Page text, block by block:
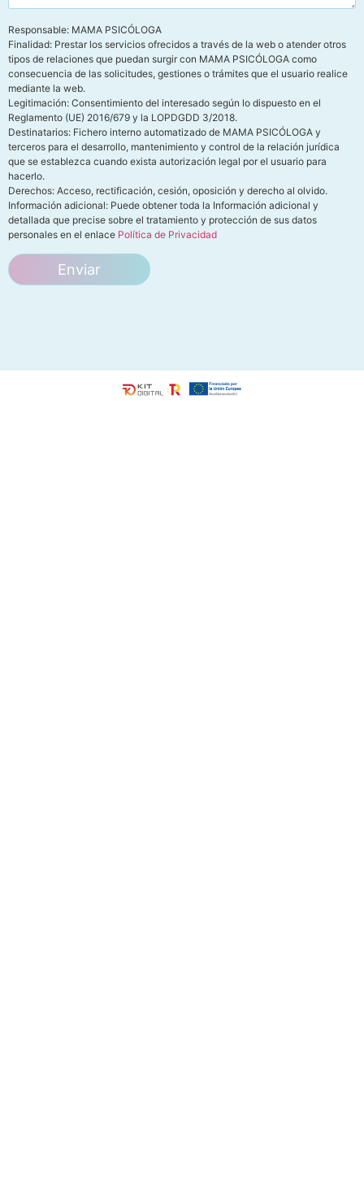
Responsable: MAMA PSICÓLOGA
Finalidad: Prestar los servicios ofrecidos a través de la web o atender otros
tipos de relaciones que puedan surgir con MAMA PSICÓLOGA como
consecuencia de las solicitudes, gestiones o trámites que el usuario realice
mediante la web.
Legitimación: Consentimiento del interesado según lo dispuesto en el
Reglamento (UE) 2016/679 y la LOPDGDD 3/2018.
Destinatarios: Fichero interno automatizado de MAMA PSICÓLOGA y
terceros para el desarrollo, mantenimiento y control de la relación jurídica
que se establezca cuando exista autorización legal por el usuario para
hacerlo.
Derechos: Acceso, rectificación, cesión, oposición y derecho al olvido.
Información adicional: Puede obtener toda la Información adicional y
detallada que precise sobre el tratamiento y protección de sus datos
personales en el enlace Política de Privacidad